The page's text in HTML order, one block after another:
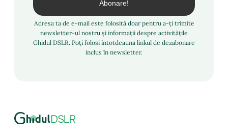
Adresa ta de e-mail este folosită doar pentru a-ți trimite
newsletter-ul nostru și informații despre activitățile
Ghidul DSLR. Poți folosi întotdeauna linkul de dezabonare
inclus în newsletter.